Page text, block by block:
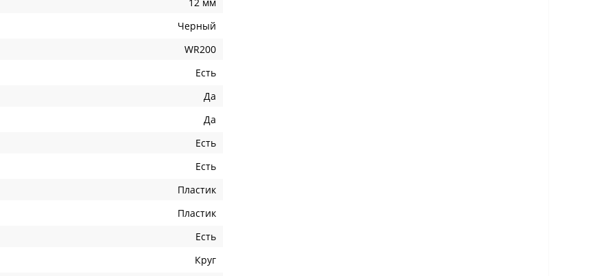
Черный
WR200
Есть
Да
Да
Есть
Есть
Пластик
Пластик
Есть
Круг